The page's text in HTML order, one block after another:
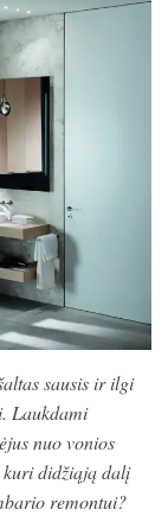
sausis ir ilgi
Laukdami
nuo vonios
kuri didžiąją dalį
remontui?